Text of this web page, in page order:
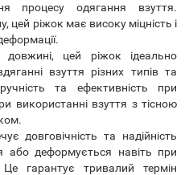
процесу одягання взуття.
цей ріжок має високу міцність і
довжині, цей ріжок ідеально
взуття різних типів та
та ефективність при
використанні взуття з тісною
довговічність та надійність
або деформується навіть при
Це гарантує тривалий термін